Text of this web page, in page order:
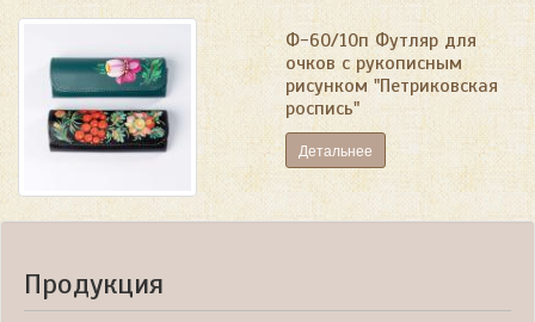
Ф-60/10п Футляр для
очков с рукописным
рисунком "Петриковская
роспись"
Детальнее
Продукция